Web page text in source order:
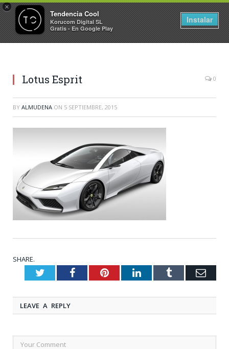
×
Tendencia Cool
Korucom Digital SL
Gratis - En Google Play
Instalar
Lotus Esprit 0
BY ALMUDENA ON 5 SEPTIEMBRE, 2015
SHARE.
TwitterFacebookPinterestLinkedInTumblr
LEAVE A REPLY